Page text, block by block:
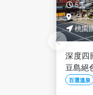
5天
日本
桃園
深度四
豆島絕
+葛藤
百選溫泉